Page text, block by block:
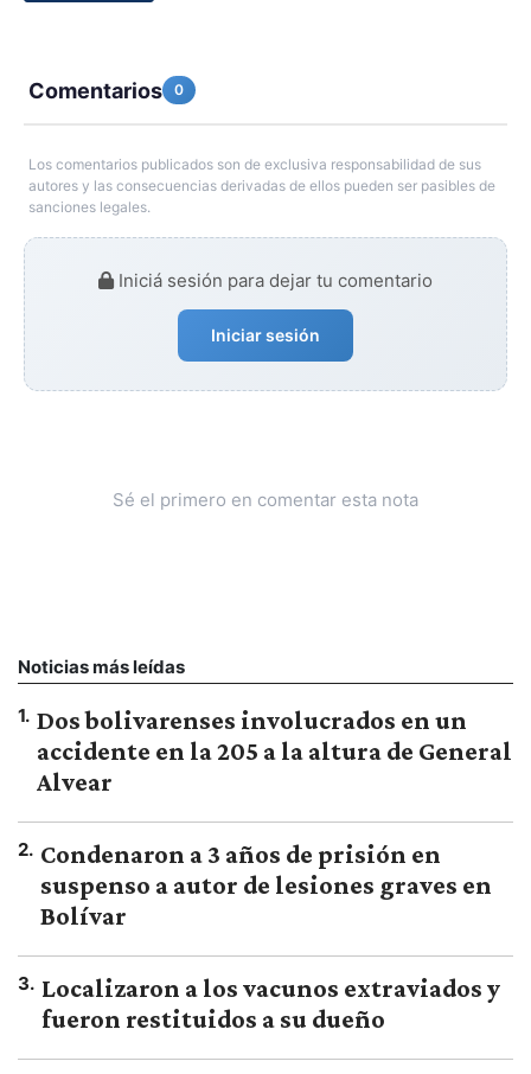
Comentarios 0
Los comentarios publicados son de exclusiva responsabilidad de sus
autores y las consecuencias derivadas de ellos pueden ser pasibles de
sanciones legales.
Iniciá sesión para dejar tu comentario
Iniciar sesión
Sé el primero en comentar esta nota
Noticias más leídas
1. Dos bolivarenses involucrados en un
accidente en la 205 a la altura de General
Alvear
2. Condenaron a 3 años de prisión en
suspenso a autor de lesiones graves en
Bolívar
3. Localizaron a los vacunos extraviados y
fueron restituidos a su dueño